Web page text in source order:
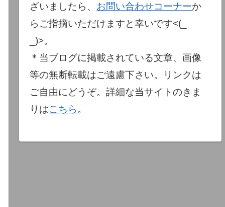
ざいましたら、 お問い合わせコーナーか
らご指摘いただけますと幸いです<(_
_)>。
＊当ブログに掲載されている文章、画像
等の無断転載はご遠慮下さい。リンクは
ご自由にどうぞ。詳細な当サイトのきま
りはこちら 。